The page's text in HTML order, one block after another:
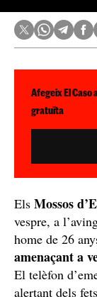
Afegeix El Caso
gratuïta
Els Mossos
vespre, a
home de 26
amenaçant a
El telèfon
alertant dels